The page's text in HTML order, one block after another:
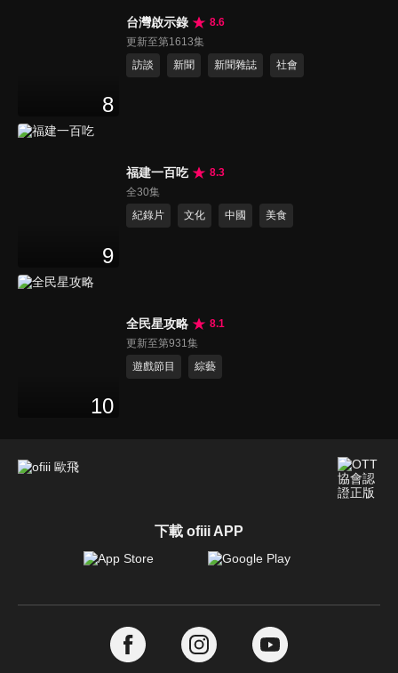
8
台灣啟示錄
8.6
更新至第1613集
訪談
新聞 新聞雜誌 社會
9
福建一百吃
8.3
全30集
紀錄片
文化 中國 美食
10
全民星攻略
8.1
更新至第931集
遊戲節目
綜藝
下載 ofiii APP